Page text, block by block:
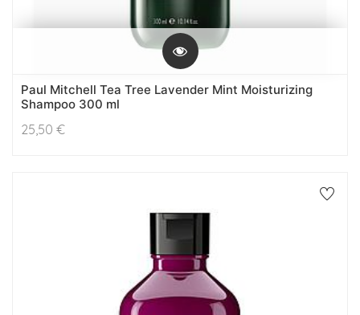
Paul Mitchell Tea Tree Lavender Mint Moisturizing
Shampoo 300 ml
25,50 €